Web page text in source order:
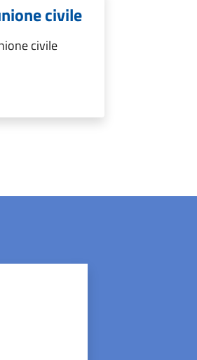
civile
civile